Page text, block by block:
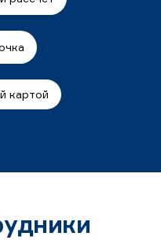
картой